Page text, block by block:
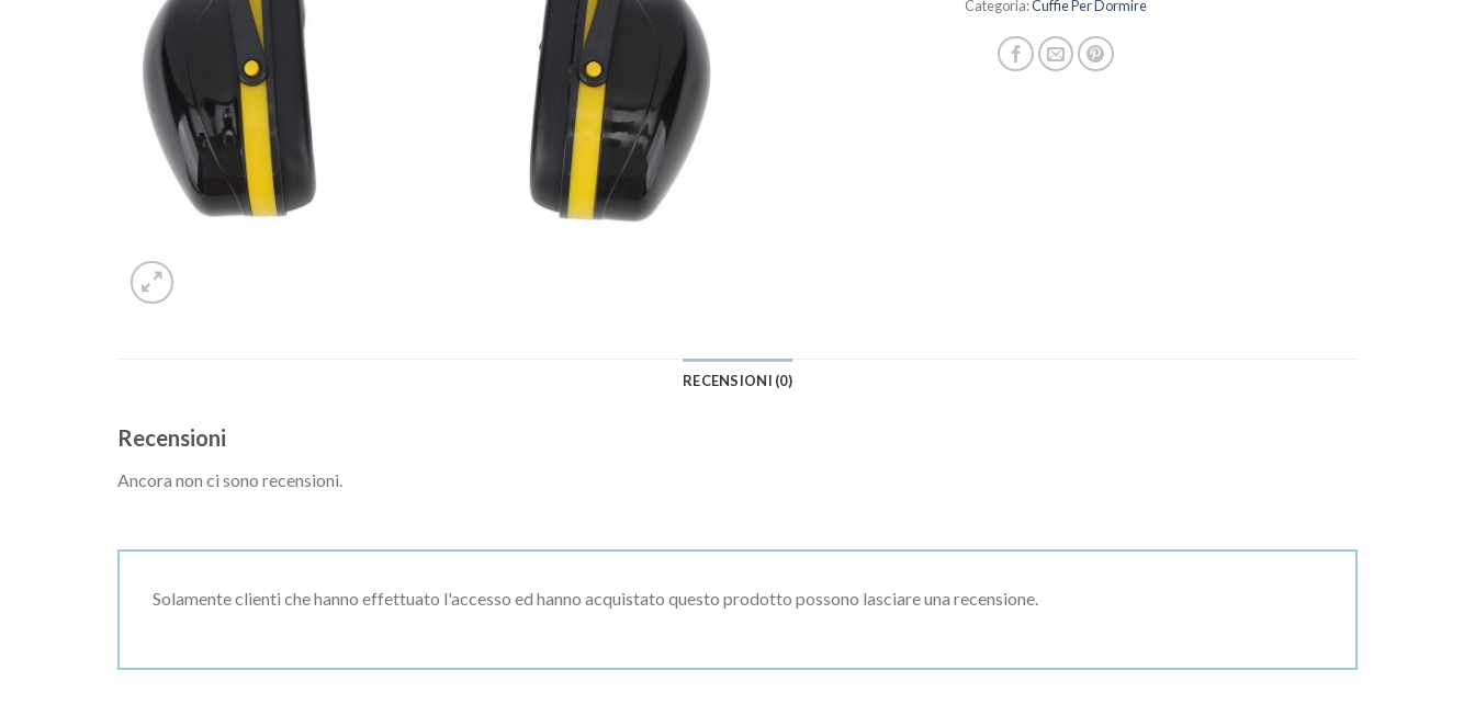
Categoria:Cuffie Per Dormire
RECENSIONI (0)
Recensioni
Ancora non ci sono recensioni.
Solamente clienti che hanno effettuato l'accesso ed hanno acquistato questo prodotto possono lasciare una recensione.